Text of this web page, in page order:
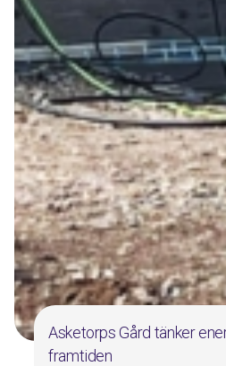
Asketorps Gård tänker
framtiden